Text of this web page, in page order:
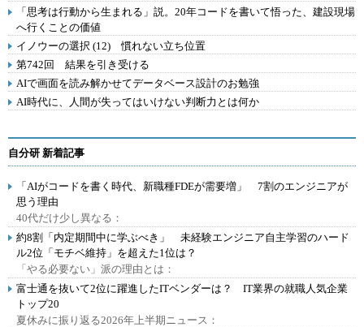
「思考は行動から生まれる」説。20年コードを書いて悟った、建設現場
へ行くことの価値
イノウーの選択 (12) 慣れない立ち位置
第742回 結果を引き受ける
AIで画面を読み解かせてデータベース設計のお勉強
AI時代に、人間が失ってはいけない判断力とは何か
自分研 新着記事
「AIがコードを書く時代、新職種FDEが需要増」 7割のエンジニアが
思う理由
40代だけ少し異なる：
約8割「内定期間中に学ぶべき」 未経験エンジニア自主学習のハード
ル2位「モチベ維持」を超えた1位は？
「やる必要ない」派の理由とは：
富士通を抜いて2位に躍進したITベンダーは？ IT業界の就職人気企業
トップ20
夏休みに振り返る2026年上半期ニュース：